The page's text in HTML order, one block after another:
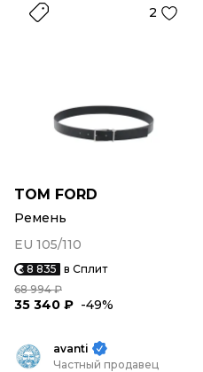
2
TOM FORD
Ремень
EU 105/110
8 835 в Сплит
68 994 ₽
35 340 ₽ -49%
avanti
Частный продавец